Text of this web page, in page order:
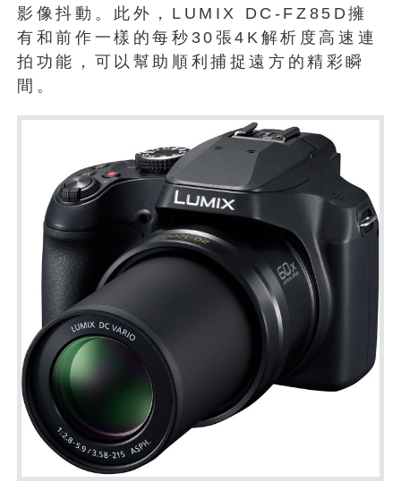
影像抖動。此外，LUMIX DC-FZ85D擁
有和前作一樣的每秒30張4K解析度高速連
拍功能，可以幫助順利捕捉遠方的精彩瞬
間。